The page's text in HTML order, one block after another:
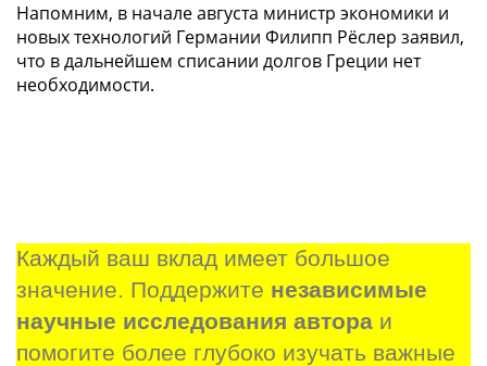
Напомним, в начале августа министр экономики и
новых технологий Германии Филипп Рёслер заявил,
что в дальнейшем списании долгов Греции нет
необходимости.
Каждый ваш вклад имеет большое
значение. Поддержите независимые
научные исследования автора и
помогите более глубоко изучать важные